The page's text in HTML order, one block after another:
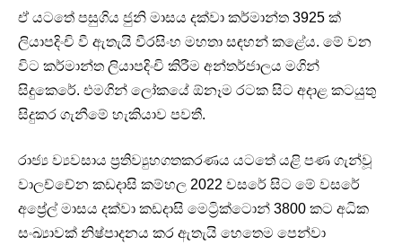
ඒ යටතේ පසුගිය ජුනි මාසය දක්වා කර්මාන්ත 3925 ක්
ලියාපදිංචි වී ඇතැයි වීරසිංහ මහතා සඳහන් කළේය. මේ වන
විට කර්මාන්ත ලියාපදිංචි කිරීම අන්තර්ජාලය මගින්
සිදුකෙරේ. එමගින් ලෝකයේ ඕනෑම රටක සිට අදාළ කටයුතු
සිදුකර ගැනීමේ හැකියාව පවතී.
රාජ්‍ය ව්‍යවසාය ප්‍රතිව්‍යුහගතකරණය යටතේ යළි පණ ගැන්වූ
වාලච්චේන කඩදාසි කම්හල 2022 වසරේ සිට මේ වසරේ
අප්‍රේල් මාසය දක්වා කඩදාසි මෙට්‍රික්ටොන් 3800 කට අධික
සංඛ්‍යාවක් නිෂ්පාදනය කර ඇතැයි හෙතෙම පෙන්වා